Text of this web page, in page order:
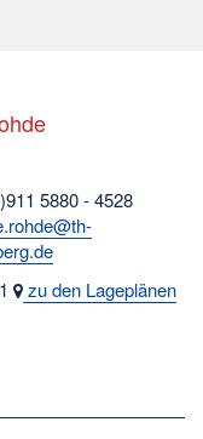
5880 - 4528
zu den Lageplänen